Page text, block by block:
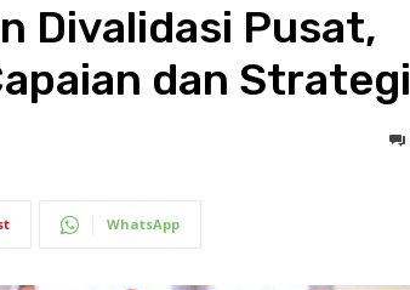
Divalidasi Pusat,
dan Strategi
WhatsApp